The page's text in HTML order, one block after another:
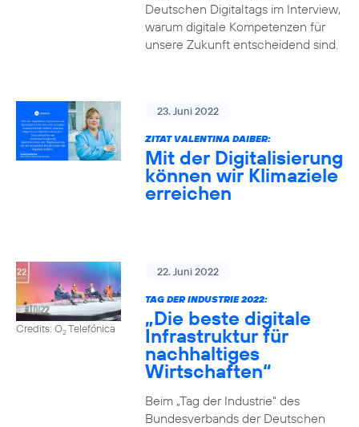
Deutschen Digitaltags im Interview,
warum digitale Kompetenzen für
unsere Zukunft entscheidend sind.
23. Juni 2022
ZITAT VALENTINA DAIBER:
Mit der Digitalisierung
können wir Klimaziele
erreichen
Credits: O2Telefónica
22. Juni 2022
TAG DER INDUSTRIE 2022:
„Die beste digitale
Infrastruktur für
nachhaltiges
Wirtschaften“
Beim „Tag der Industrie“ des
Bundesverbands der Deutschen